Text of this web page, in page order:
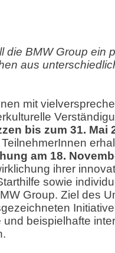
die BMW Group ein
aus
mit
bis zum 31. Mai
am 18.
ihrer
sowie
Group. Ziel des
und beispielhafte